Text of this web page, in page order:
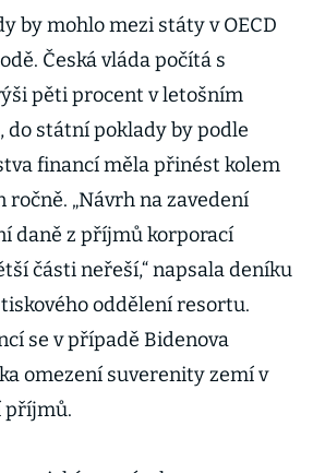
navrhuje
kandidát na
premiéra Ivan
Bartoš
by mohlo mezi státy v OECD
Česká vláda počítá s
pěti procent v letošním
státní poklady by podle
financí měla přinést kolem
„Návrh na zavedení
daně z příjmů korporací
části neřeší,“ napsala deníku
tiskového oddělení resortu.
se v případě Bidenova
omezení suverenity zemí v
příjmů.